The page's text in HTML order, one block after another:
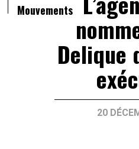
Mouvements
Delique
20